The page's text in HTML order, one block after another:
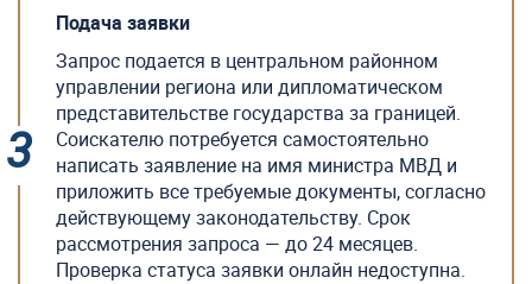
Подача заявки
Запрос подается в центральном районном
управлении региона или дипломатическом
представительстве государства за границей.
Соискателю потребуется самостоятельно
написать заявление на имя министра МВД и
приложить все требуемые документы, согласно
действующему законодательству. Срок
рассмотрения запроса — до 24 месяцев.
Проверка статуса заявки онлайн недоступна.